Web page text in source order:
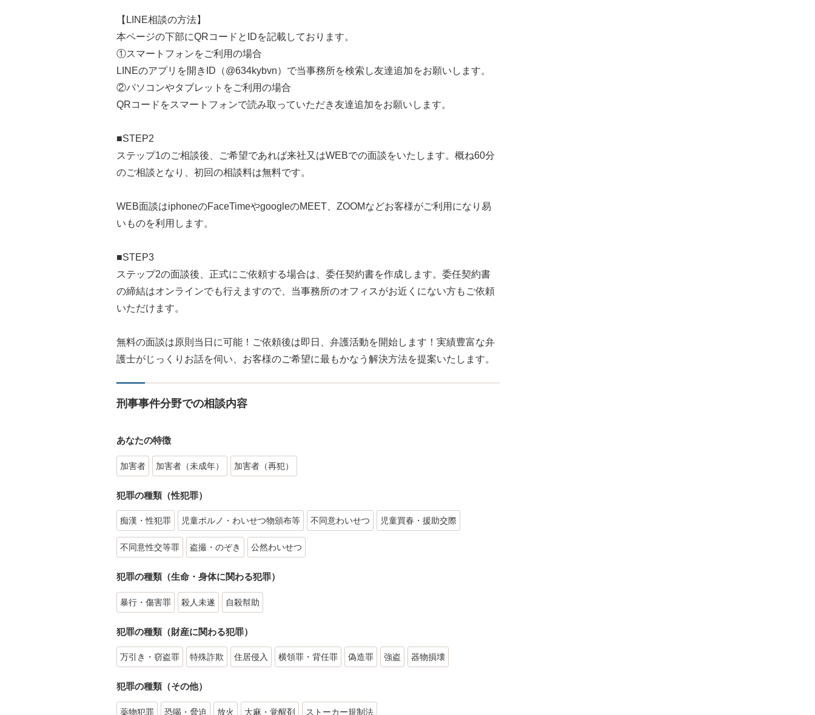
【LINE相談の方法】
本ページの下部にQRコードとIDを記載しております。
①スマートフォンをご利用の場合
LINEのアプリを開きID（@634kybvn）で当事務所を検索し友達追加をお願いします。
②パソコンやタブレットをご利用の場合
QRコードをスマートフォンで読み取っていただき友達追加をお願いします。
■STEP2
ステップ1のご相談後、ご希望であれば来社又はWEBでの面談をいたします。概ね60分
のご相談となり、初回の相談料は無料です。
WEB面談はiphoneのFaceTimeやgoogleのMEET、ZOOMなどお客様がご利用になり易
いものを利用します。
■STEP3
ステップ2の面談後、正式にご依頼する場合は、委任契約書を作成します。委任契約書
の締結はオンラインでも行えますので、当事務所のオフィスがお近くにない方もご依頼
いただけます。
無料の面談は原則当日に可能！ご依頼後は即日、弁護活動を開始します！実績豊富な弁
護士がじっくりお話を伺い、お客様のご希望に最もかなう解決方法を提案いたします。
刑事事件分野での相談内容
あなたの特徴
加害者 加害者（未成年） 加害者（再犯）
犯罪の種類（性犯罪）
痴漢・性犯罪 児童ポルノ・わいせつ物頒布等 不同意わいせつ 児童買春・援助交際
不同意性交等罪 盗撮・のぞき 公然わいせつ
犯罪の種類（生命・身体に関わる犯罪）
暴行・傷害罪 殺人未遂 自殺幇助
犯罪の種類（財産に関わる犯罪）
万引き・窃盗罪 特殊詐欺 住居侵入 横領罪・背任罪 偽造罪 強盗 器物損壊
犯罪の種類（その他）
薬物犯罪 恐喝・脅迫 放火 大麻・覚醒剤 ストーカー規制法